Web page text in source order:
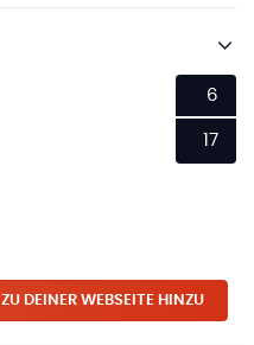
6
17
ZU DEINER WEBSEITE HINZU